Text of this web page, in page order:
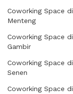
Coworking Space di
Menteng
Coworking Space di
Gambir
Coworking Space di
Senen
Coworking Space di